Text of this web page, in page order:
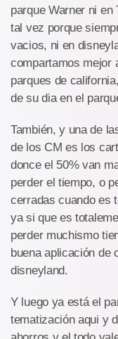
parque Warner ni
tal vez porque
vacios, ni en
compartamos mejor
parques de
de su dia en el
También, y una de
de los CM es los
donce el 50% van
perder el tiempo, o
cerradas cuando es
ya si que es
perder muchismo
buena aplicación de
disneyland.
Y luego ya está el
tematización aqui y